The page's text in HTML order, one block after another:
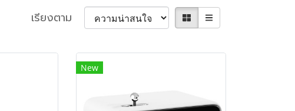
เรียงตาม
New